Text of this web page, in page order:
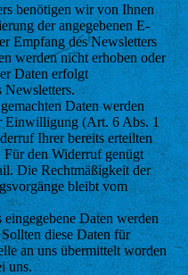
benötigen wir von Ihnen
der angegebenen E-
Empfang des Newsletters
werden nicht erhoben oder
Daten erfolgt
Newsletters.
Daten werden
Einwilligung (Art. 6 Abs. 1
Ihrer bereits erteilten
den Widerruf genügt
Die Rechtmäßigkeit der
bleibt vom
Daten werden
diese Daten für
an uns übermittelt worden
uns.